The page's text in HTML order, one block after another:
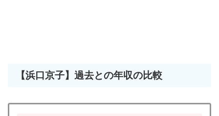
【浜口京子】過去との年収の比較